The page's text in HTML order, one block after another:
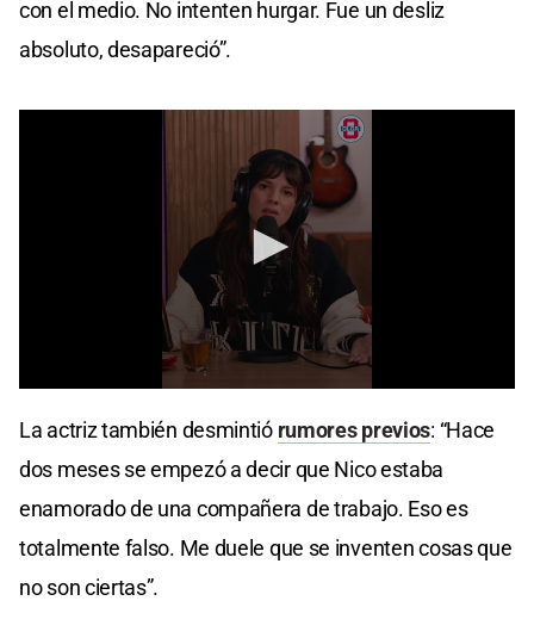
con el medio. No intenten hurgar. Fue un desliz
absoluto, desapareció”.
of
minutes,
seconds
La actriz también desmintió rumores previos: “Hace
dos meses se empezó a decir que Nico estaba
enamorado de una compañera de trabajo. Eso es
totalmente falso. Me duele que se inventen cosas que
no son ciertas”.